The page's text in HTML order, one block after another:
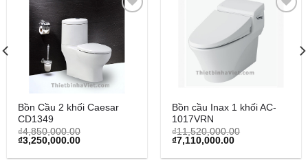
Add to
Bồn Cầu 2 khối Caesar
CD1349
₫4,850,000.00
Original
was:
₫3,250,000.00Current
is:
Bồn cầu Inax 1 khối AC-
1017VRN
₫11,520,000.00
Original
was:
₫7,110,000.00Current
is: